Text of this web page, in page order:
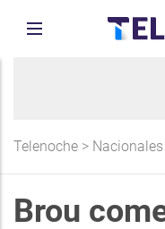
Telenoche > Nacionales
Brou